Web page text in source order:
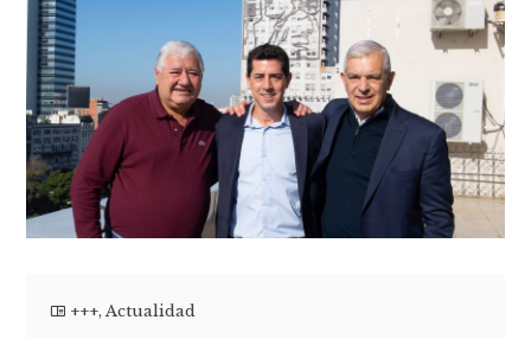
+++,Actualidad